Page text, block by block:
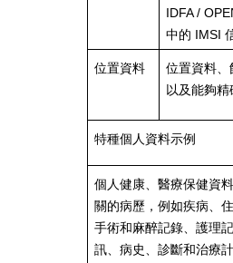
IDFA /
中的 IMSI
位置資料
位置資料、
以及能夠精
特種個人資料示例
個人健康、醫療保健資
關的病歷，例如疾病、
手術和麻醉記錄、護理
訊、病史、診斷和治療